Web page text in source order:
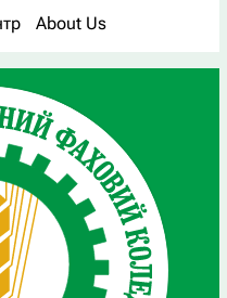
About Us